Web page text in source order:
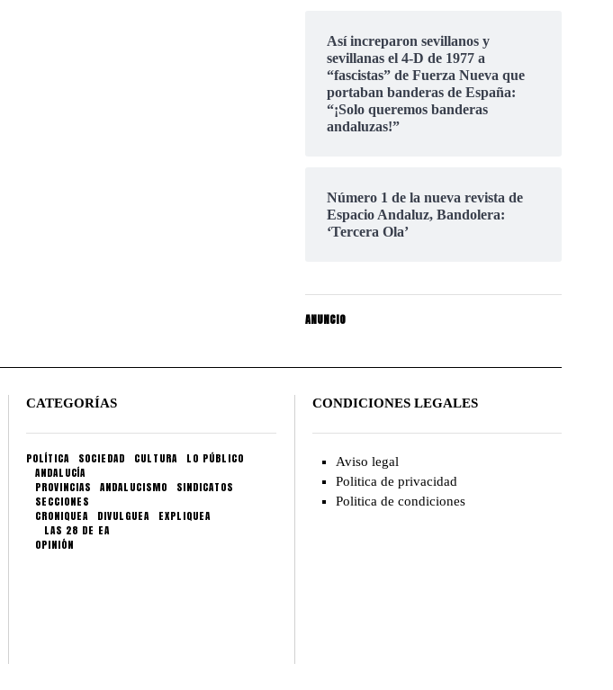
Así increparon sevillanos y
sevillanas el 4-D de 1977 a
“fascistas” de Fuerza Nueva que
portaban banderas de España:
“¡Solo queremos banderas
andaluzas!”
Número 1 de la nueva revista de
Espacio Andaluz, Bandolera:
‘Tercera Ola’
ANUNCIO
CATEGORÍAS
POLÍTICA SOCIEDAD CULTURA
LO PÚBLICO
ANDALUCÍA
PROVINCIAS
ANDALUCISMO
SINDICATOS
SECCIONES
CRONIQUEA
DIVULGUEA
EXPLIQUEA
LAS 28 DE EA
OPINIÓN
CONDICIONES LEGALES
Aviso legal
Politica de privacidad
Politica de condiciones